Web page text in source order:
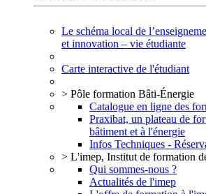
Le schéma local de
et innovation – vie étudiante
Carte interactive de l'étudiant
> Pôle formation Bâti-Énergie
Catalogue en ligne des
Praxibat, un plateau de
bâtiment et à l'énergie
Infos Techniques -
> L'imep, Institut de formation
Qui sommes-nous ?
Actualités de l'imep